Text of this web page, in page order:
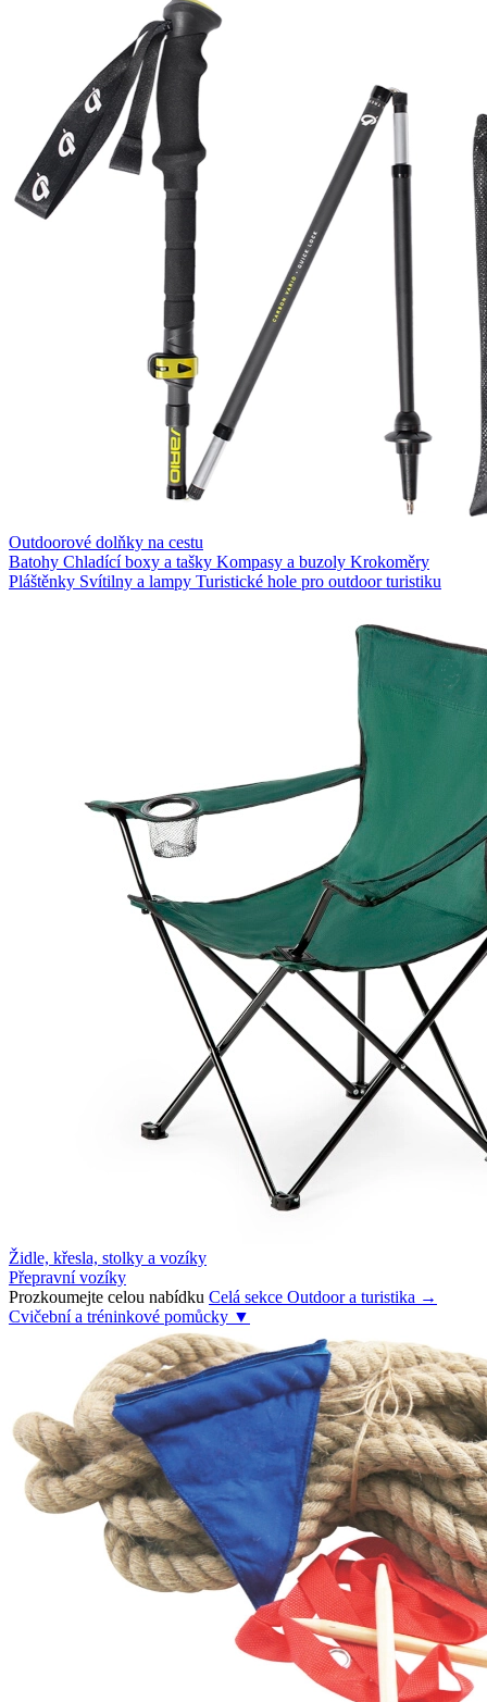
Outdoorové dolňky na cestu
Batohy Chladící boxy a tašky Kompasy a buzoly Krokoměry
Pláštěnky Svítilny a lampy Turistické hole pro outdoor turistiku
Židle, křesla, stolky a vozíky
Přepravní vozíky
Prozkoumejte celou nabídku Celá sekce Outdoor a turistika →
Cvičební a tréninkové pomůcky ▼